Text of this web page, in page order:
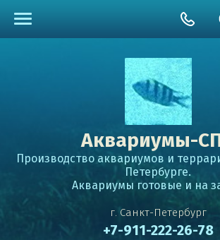
Аквариумы-
Производство аквариумов и
Петербурге.
Аквариумы готовые и на
г. Санкт-Петербург
+7-911-222-26-78